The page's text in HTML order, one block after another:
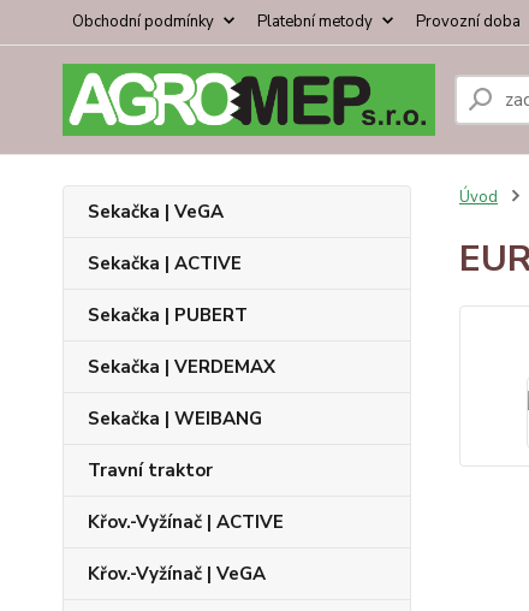
Obchodní podmínky Platební metody Provozní doba
Sekačka | VeGA
Sekačka | ACTIVE
Sekačka | PUBERT
Sekačka | VERDEMAX
Sekačka | WEIBANG
Travní traktor
Křov.-Vyžínač | ACTIVE
Křov.-Vyžínač | VeGA
Úvod